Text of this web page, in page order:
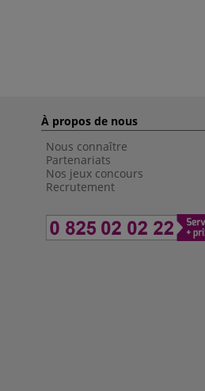
À propos de nous
Nous connaître
Partenariats
Nos jeux concours
Recrutement